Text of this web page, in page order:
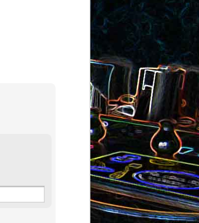
Quiche sans pâte au chorizo
et aux pommes de terre